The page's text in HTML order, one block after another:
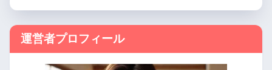
運営者プロフィール